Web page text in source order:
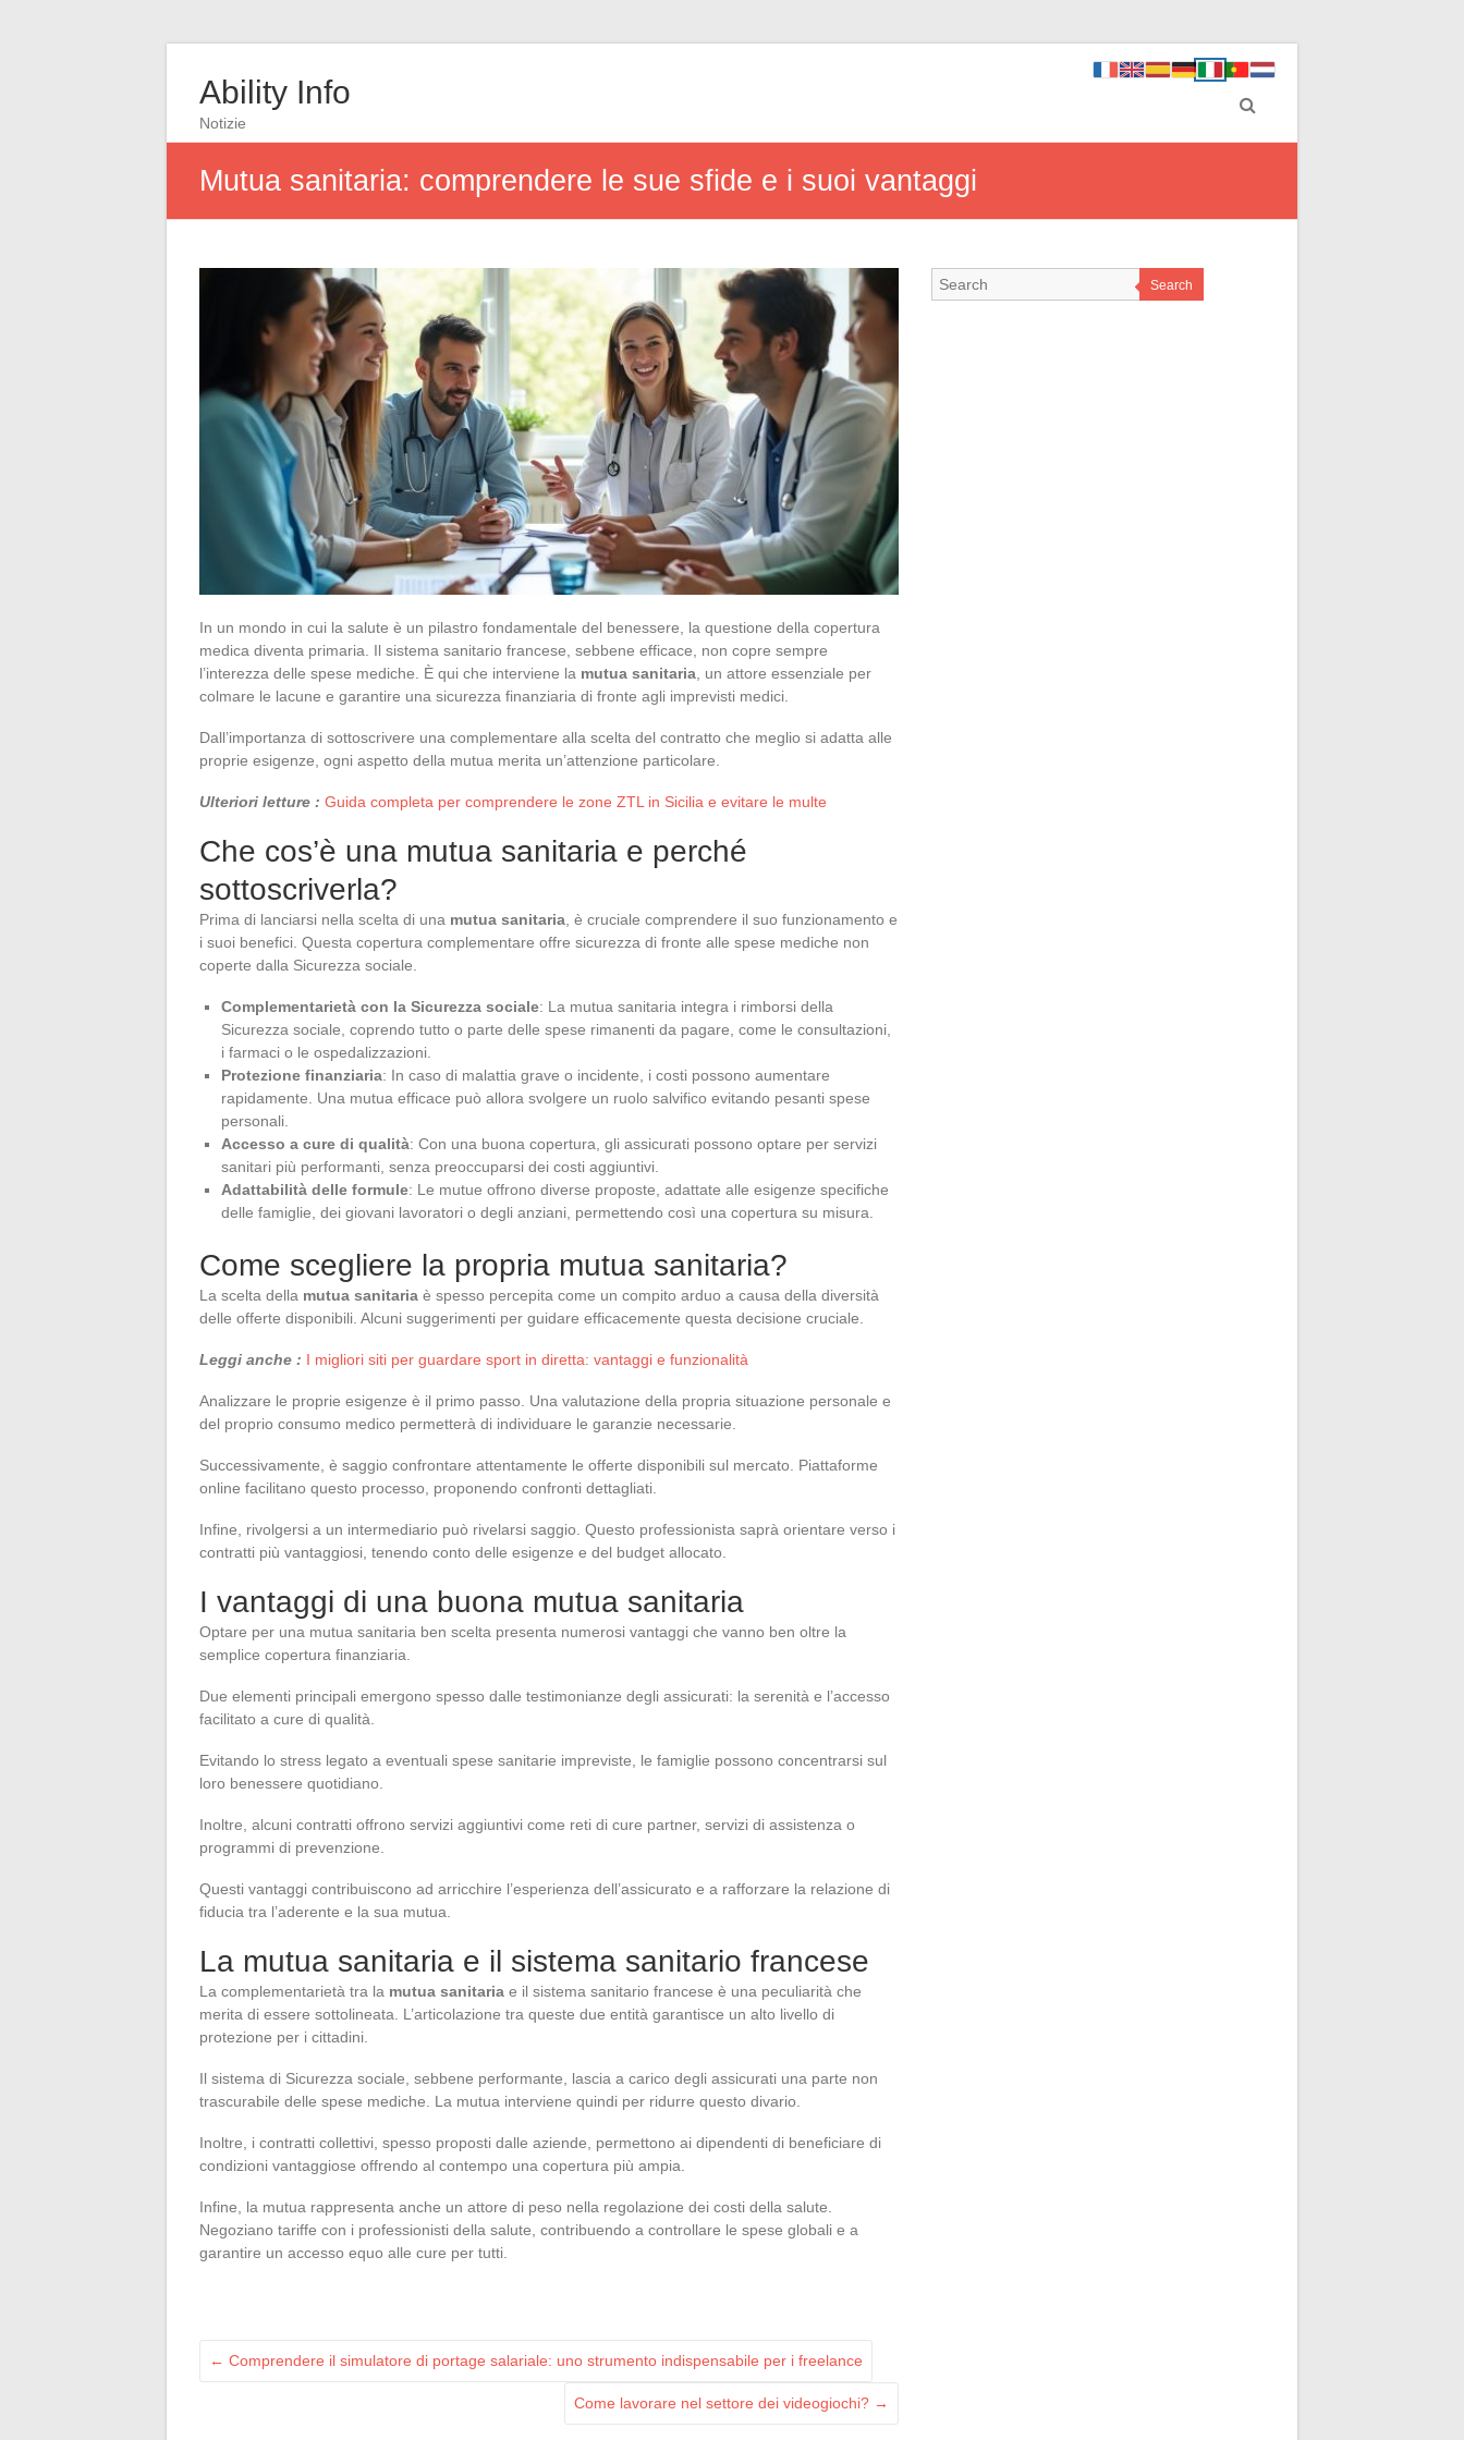
Ability Info
Notizie
Mutua sanitaria: comprendere le sue sfide e i suoi vantaggi
In un mondo in cui la salute è un pilastro fondamentale del benessere, la questione della copertura
medica diventa primaria. Il sistema sanitario francese, sebbene efficace, non copre sempre
l’interezza delle spese mediche. È qui che interviene la mutua sanitaria , un attore essenziale per
colmare le lacune e garantire una sicurezza finanziaria di fronte agli imprevisti medici.
Dall’importanza di sottoscrivere una complementare alla scelta del contratto che meglio si adatta alle
proprie esigenze, ogni aspetto della mutua merita un’attenzione particolare.
Ulteriori letture : Guida completa per comprendere le zone ZTL in Sicilia e evitare le multe
Che cos’è una mutua sanitaria e perché
sottoscriverla?
Prima di lanciarsi nella scelta di una mutua sanitaria , è cruciale comprendere il suo funzionamento e
i suoi benefici. Questa copertura complementare offre sicurezza di fronte alle spese mediche non
coperte dalla Sicurezza sociale.
Complementarietà con la Sicurezza sociale: La mutua sanitaria integra i rimborsi della
Sicurezza sociale, coprendo tutto o parte delle spese rimanenti da pagare, come le consultazioni,
i farmaci o le ospedalizzazioni.
Protezione finanziaria: In caso di malattia grave o incidente, i costi possono aumentare
rapidamente. Una mutua efficace può allora svolgere un ruolo salvifico evitando pesanti spese
personali.
Accesso a cure di qualità: Con una buona copertura, gli assicurati possono optare per servizi
sanitari più performanti, senza preoccuparsi dei costi aggiuntivi.
Adattabilità delle formule: Le mutue offrono diverse proposte, adattate alle esigenze specifiche
delle famiglie, dei giovani lavoratori o degli anziani, permettendo così una copertura su misura.
Come scegliere la propria mutua sanitaria?
La scelta della mutua sanitaria è spesso percepita come un compito arduo a causa della diversità
delle offerte disponibili. Alcuni suggerimenti per guidare efficacemente questa decisione cruciale.
Leggi anche : I migliori siti per guardare sport in diretta: vantaggi e funzionalità
Analizzare le proprie esigenze è il primo passo. Una valutazione della propria situazione personale e
del proprio consumo medico permetterà di individuare le garanzie necessarie.
Successivamente, è saggio confrontare attentamente le offerte disponibili sul mercato. Piattaforme
online facilitano questo processo, proponendo confronti dettagliati.
Infine, rivolgersi a un intermediario può rivelarsi saggio. Questo professionista saprà orientare verso i
contratti più vantaggiosi, tenendo conto delle esigenze e del budget allocato.
I vantaggi di una buona mutua sanitaria
Optare per una mutua sanitaria ben scelta presenta numerosi vantaggi che vanno ben oltre la
semplice copertura finanziaria.
Due elementi principali emergono spesso dalle testimonianze degli assicurati: la serenità e l’accesso
facilitato a cure di qualità.
Evitando lo stress legato a eventuali spese sanitarie impreviste, le famiglie possono concentrarsi sul
loro benessere quotidiano.
Inoltre, alcuni contratti offrono servizi aggiuntivi come reti di cure partner, servizi di assistenza o
programmi di prevenzione.
Questi vantaggi contribuiscono ad arricchire l’esperienza dell’assicurato e a rafforzare la relazione di
fiducia tra l’aderente e la sua mutua.
La mutua sanitaria e il sistema sanitario francese
La complementarietà tra la mutua sanitaria e il sistema sanitario francese è una peculiarità che
merita di essere sottolineata. L’articolazione tra queste due entità garantisce un alto livello di
protezione per i cittadini.
Il sistema di Sicurezza sociale, sebbene performante, lascia a carico degli assicurati una parte non
trascurabile delle spese mediche. La mutua interviene quindi per ridurre questo divario.
Inoltre, i contratti collettivi, spesso proposti dalle aziende, permettono ai dipendenti di beneficiare di
condizioni vantaggiose offrendo al contempo una copertura più ampia.
Infine, la mutua rappresenta anche un attore di peso nella regolazione dei costi della salute.
Negoziano tariffe con i professionisti della salute, contribuendo a controllare le spese globali e a
garantire un accesso equo alle cure per tutti.
← Comprendere il simulatore di portage salariale: uno strumento indispensabile per i freelance
Come lavorare nel settore dei videogiochi? →
Search